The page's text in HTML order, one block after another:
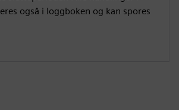
også i loggboken og kan spores